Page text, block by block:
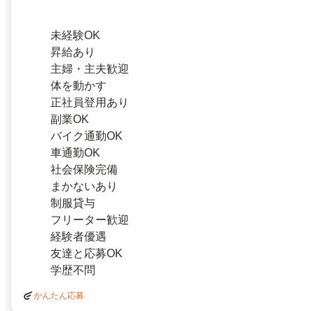
未経験OK
昇給あり
主婦・主夫歓迎
体を動かす
正社員登用あり
副業OK
バイク通勤OK
車通勤OK
社会保険完備
まかないあり
制服貸与
フリーター歓迎
経験者優遇
友達と応募OK
学歴不問
かんたん応募